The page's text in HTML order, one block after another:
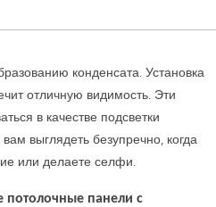
конденсата. Установка
отличную видимость. Эти
в качестве подсветки
выглядеть безупречно, когда
или делаете селфи.
панели с